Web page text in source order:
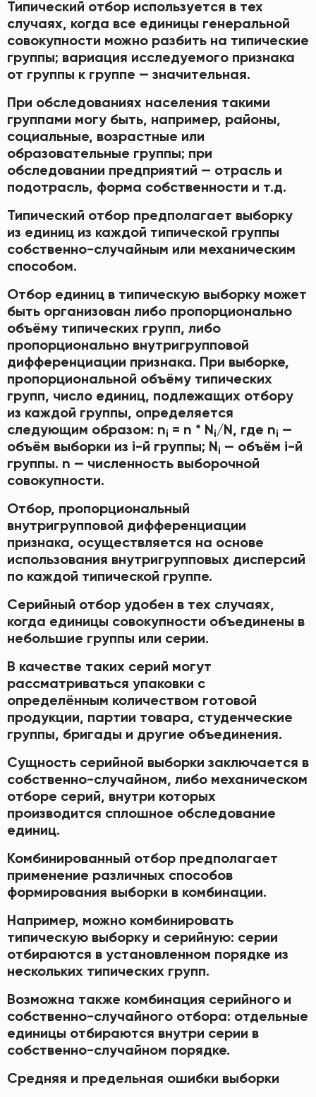
Типический отбор используется в тех
случаях, когда все единицы генеральной
совокупности можно разбить на типические
группы; вариация исследуемого признака
от группы к группе — значительная.
При обследованиях населения такими
группами могу быть, например, районы,
социальные, возрастные или
образовательные группы; при
обследовании предприятий — отрасль и
подотрасль, форма собственности и т.д.
Типический отбор предполагает выборку
из единиц из каждой типической группы
собственно-случайным или механическим
способом.
Отбор единиц в типическую выборку может
быть организован либо пропорционально
объёму типических групп, либо
пропорционально внутригрупповой
дифференциации признака. При выборке,
пропорциональной объёму типических
групп, число единиц, подлежащих отбору
из каждой группы, определяется
следующим образом: ni = n * Ni/N, где ni —
объём выборки из i-й группы; Ni — объём i-й
группы. n — численность выборочной
совокупности.
Отбор, пропорциональный
внутригрупповой дифференциации
признака, осуществляется на основе
использования внутригрупповых дисперсий
по каждой типической группе.
Серийный отбор удобен в тех случаях,
когда единицы совокупности объединены в
небольшие группы или серии.
В качестве таких серий могут
рассматриваться упаковки с
определённым количеством готовой
продукции, партии товара, студенческие
группы, бригады и другие объединения.
Сущность серийной выборки заключается в
собственно-случайном, либо механическом
отборе серий, внутри которых
производится сплошное обследование
единиц.
Комбинированный отбор предполагает
применение различных способов
формирования выборки в комбинации.
Например, можно комбинировать
типическую выборку и серийную: серии
отбираются в установленном порядке из
нескольких типических групп.
Возможна также комбинация серийного и
собственно-случайного отбора: отдельные
единицы отбираются внутри серии в
собственно-случайном порядке.
Средняя и предельная ошибки выборки